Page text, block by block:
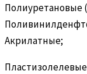
Полиуретановые
Акрилатные;